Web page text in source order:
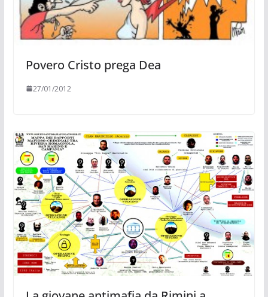
Povero Cristo prega Dea
27/01/2012